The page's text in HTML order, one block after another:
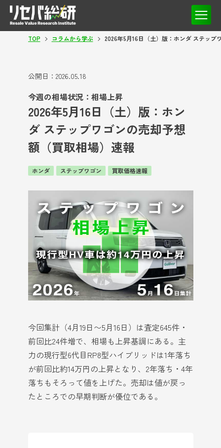
TOP コラムから学ぶ 2026年5月16日（土）版：ホンダ ステップ
公開日： 2026.05.18
今週の相場状況：相場上昇
2026年5月16日（土）版：ホン
ダ ステップワゴンの売却予想
額（買取相場）速報
ホンダ ステップワゴン 買取価格速報
今回集計（4月19日〜5月16日）は査定645件・
前回比24件増で、相場も上昇基調にある。主
力の現行型6代目RP8型ハイブリッドは1年落ち
が前回比約14万円の上昇となり、2年落ち・4年
落ちもそろって値を上げた。売却は値が戻っ
たところでの早期判断が優位である。